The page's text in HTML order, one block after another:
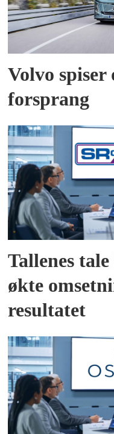
Volvo spiser
forsprang
Tallenes
økte
resultatet